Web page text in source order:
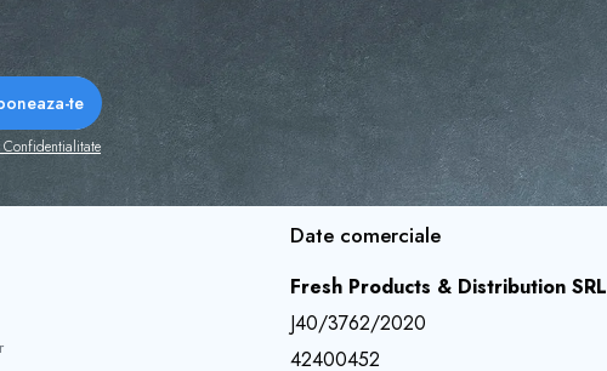
Date comerciale
Fresh Products & Distribution SRL
J40/3762/2020
42400452